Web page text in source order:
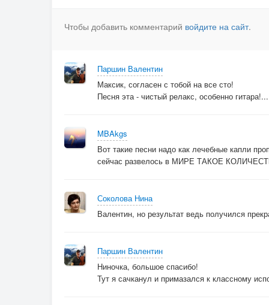
Чтобы добавить комментарий войдите на сайт.
Паршин Валентин
Максик, согласен с тобой на все сто!
Песня эта - чистый релакс, особенно гитара!...
MBAkgs
Вот такие песни надо как лечебные капли
сейчас развелось в МИРЕ ТАКОЕ
Соколова Нина
Валентин, но результат ведь получился
Паршин Валентин
Ниночка, большое спасибо!
Тут я сачканул и примазался к классному